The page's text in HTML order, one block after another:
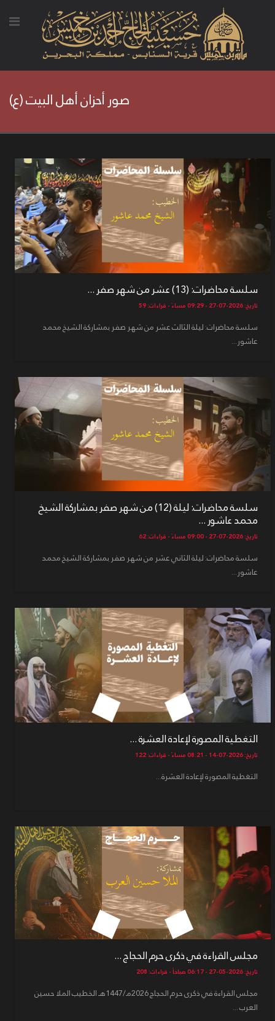
صور أحزان أهل البيت (ع)
سلسة محاضرات: (13) عشر من شهر صفر ...
تاريخ: 2026-07-27 - 09:29 مساءً - قراءات: 59
سلسة محاضرات: ليلة الثالث عشر من شهر صفر بمشاركة الشيخ محمد
عاشور...
سلسة محاضرات: ليلة (12) من شهر صفر بمشاركة الشيخ
محمد عاشور ...
تاريخ: 2026-07-27 - 09:00 مساءً - قراءات: 62
سلسة محاضرات: ليلة الثاني عشر من شهر صفر بمشاركة الشيخ محمد
عاشور...
التغطية المصورة لإعادة العشرة ...
تاريخ: 2026-07-14 - 08:21 مساءً - قراءات: 122
التغطية المصورة لإعادة العشرة...
مجلس القراءة في ذكرى حرم الحجاج ...
تاريخ: 2026-05-27 - 06:17 صباحاً - قراءات: 208
مجلس القراءة في ذكرى حرم الحجاج 2026مـ/1447هـ الخطيب الملا حسين
العرب ...